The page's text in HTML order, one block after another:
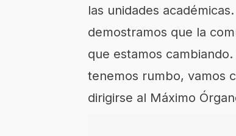
las unidades
demostramos que la
que estamos
tenemos rumbo, vamos
dirigirse al Máximo